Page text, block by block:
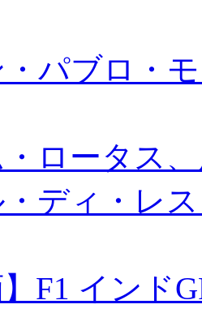
パブロ・
ロータス
ディ・レ
】F1 インド